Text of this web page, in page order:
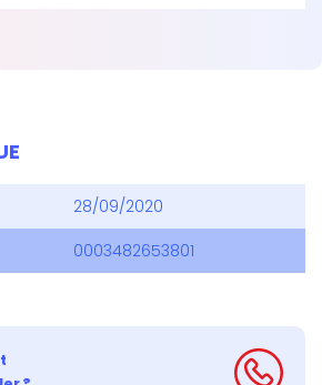
28/09/2020
0003482653801